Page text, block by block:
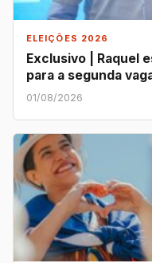
ELEIÇÕES 2026
Exclusivo | Raquel
para a segunda
01/08/2026